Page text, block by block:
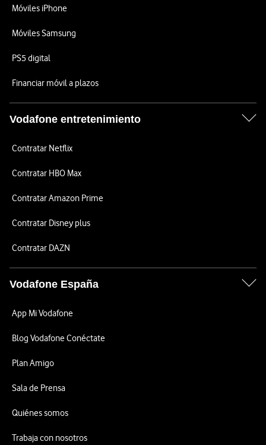
Móviles iPhone
Móviles Samsung
PS5 digital
Financiar móvil a plazos
Vodafone entretenimiento
Contratar Netflix
Contratar HBO Max
Contratar Amazon Prime
Contratar Disney plus
Contratar DAZN
Vodafone España
App Mi Vodafone
Blog Vodafone Conéctate
Plan Amigo
Sala de Prensa
Quiénes somos
Trabaja con nosotros